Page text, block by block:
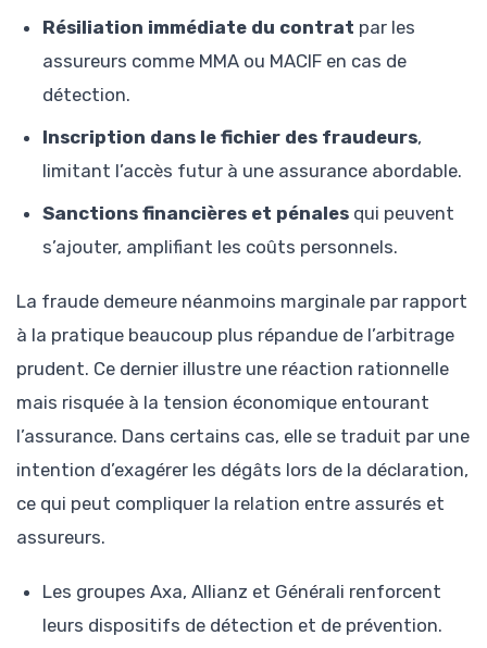
Résiliation immédiate du contrat par les
assureurs comme MMA ou MACIF en cas de
détection.
Inscription dans le fichier des fraudeurs,
limitant l’accès futur à une assurance abordable.
Sanctions financières et pénales qui peuvent
s’ajouter, amplifiant les coûts personnels.
La fraude demeure néanmoins marginale par rapport
à la pratique beaucoup plus répandue de l’arbitrage
prudent. Ce dernier illustre une réaction rationnelle
mais risquée à la tension économique entourant
l’assurance. Dans certains cas, elle se traduit par une
intention d’exagérer les dégâts lors de la déclaration,
ce qui peut compliquer la relation entre assurés et
assureurs.
Les groupes Axa, Allianz et Générali renforcent
leurs dispositifs de détection et de prévention.